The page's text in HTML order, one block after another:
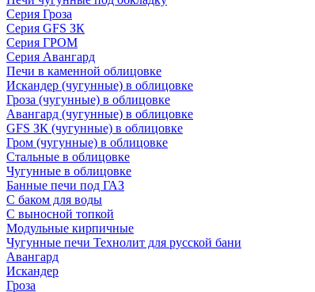
Серия Гроза
Серия GFS ЗК
Серия ГРОМ
Серия Авангард
Печи в каменной облицовке
Искандер (чугунные) в облицовке
Гроза (чугунные) в облицовке
Авангард (чугунные) в облицовке
GFS ЗК (чугунные) в облицовке
Гром (чугунные) в облицовке
Стальные в облицовке
Чугунные в облицовке
Банные печи под ГАЗ
С баком для воды
С выносной топкой
Модульные кирпичные
Чугунные печи Технолит для русской бани
Авангард
Искандер
Гроза